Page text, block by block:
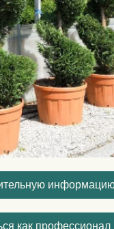
как профессионал